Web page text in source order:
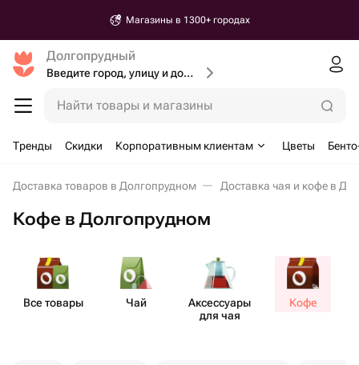
Магазины в 1300+ городах
Долгопрудный
Введите город, улицу и дом доставки
Найти товары и магазины
Тренды Скидки Корпоративным клиентам Цветы
Доставка товаров в Долгопрудном Доставка чая и кофе в
Кофе в Долгопрудном
Все товары Чай
Аксе​ссуары
для чая
Кофе